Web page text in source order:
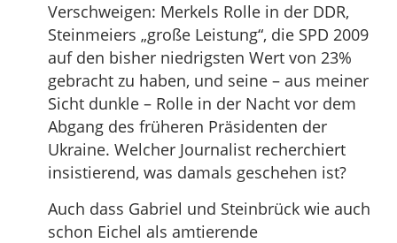
Verschweigen: Merkels Rolle in der DDR,
Steinmeiers „große Leistung“, die SPD 2009
auf den bisher niedrigsten Wert von 23%
gebracht zu haben, und seine – aus meiner
Sicht dunkle – Rolle in der Nacht vor dem
Abgang des früheren Präsidenten der
Ukraine. Welcher Journalist recherchiert
insistierend, was damals geschehen ist?
Auch dass Gabriel und Steinbrück wie auch
schon Eichel als amtierende